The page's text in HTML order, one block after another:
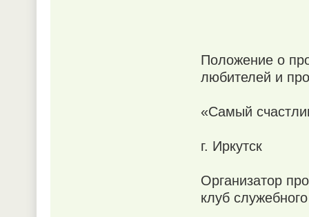
Положение о
любителей и
«Самый
г. Иркутск
Организатор
клуб